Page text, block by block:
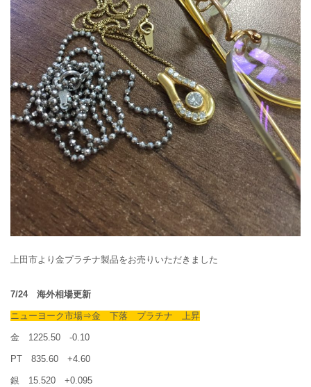
上田市より金プラチナ製品をお売りいただきました
7/24 海外相場更新
ニューヨーク市場⇒金 下落 プラチナ 上昇
金 1225.50 -0.10
PT 835.60 +4.60
銀 15.520 +0.095